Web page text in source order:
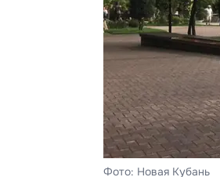
Фото: Новая Кубань